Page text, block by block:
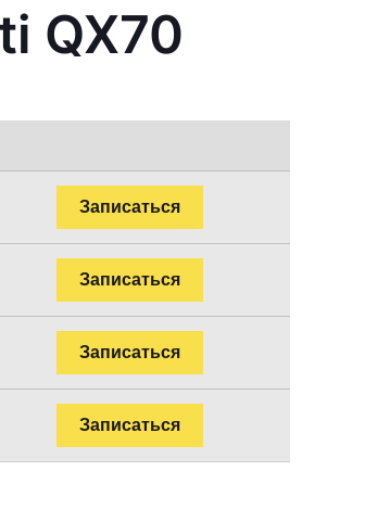
QX70
Записаться
Записаться
Записаться
Записаться